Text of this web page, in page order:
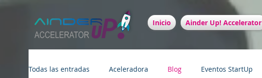
Inicio Ainder Up! Accelerator
Todas las entradas Aceleradora Blog Eventos StartUp